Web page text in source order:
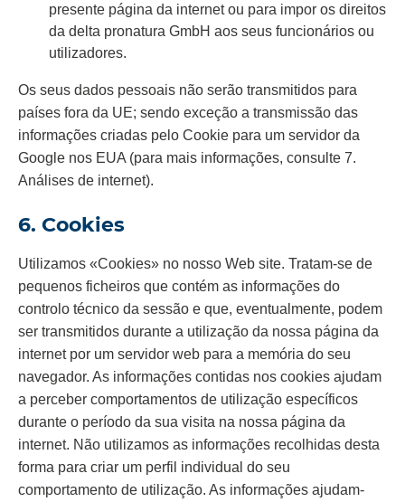
presente página da internet ou para impor os direitos
da delta pronatura GmbH aos seus funcionários ou
utilizadores.
Os seus dados pessoais não serão transmitidos para
países fora da UE; sendo exceção a transmissão das
informações criadas pelo Cookie para um servidor da
Google nos EUA (para mais informações, consulte 7.
Análises de internet).
6. Cookies
Utilizamos «Cookies» no nosso Web site. Tratam-se de
pequenos ficheiros que contém as informações do
controlo técnico da sessão e que, eventualmente, podem
ser transmitidos durante a utilização da nossa página da
internet por um servidor web para a memória do seu
navegador. As informações contidas nos cookies ajudam
a perceber comportamentos de utilização específicos
durante o período da sua visita na nossa página da
internet. Não utilizamos as informações recolhidas desta
forma para criar um perfil individual do seu
comportamento de utilização. As informações ajudam-